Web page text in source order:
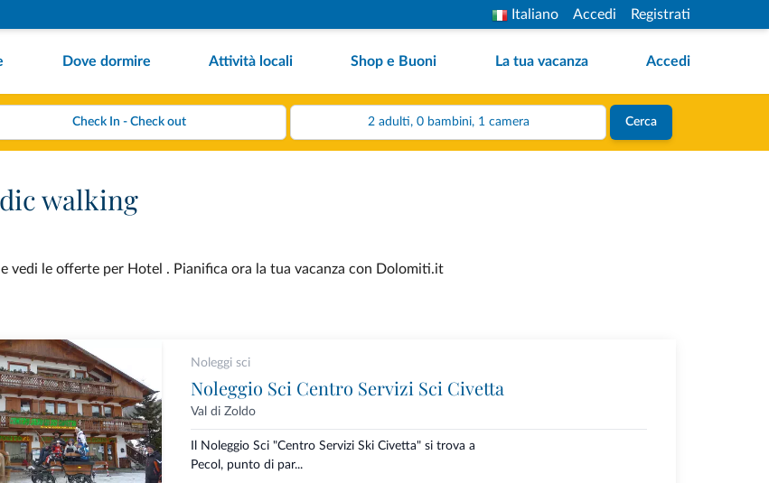
Italiano Accedi Registrati
Dove dormire Attività locali Shop e Buoni La tua vacanza Accedi
2 adulti, 0 bambini, 1 camera Cerca
walking
vedi le offerte per Hotel . Pianifica ora la tua vacanza con Dolomiti.it
Noleggi sci
Noleggio Sci Centro Servizi Sci Civetta
Val di Zoldo
Il Noleggio Sci "Centro Servizi Ski Civetta" si trova a
Pecol, punto di par...